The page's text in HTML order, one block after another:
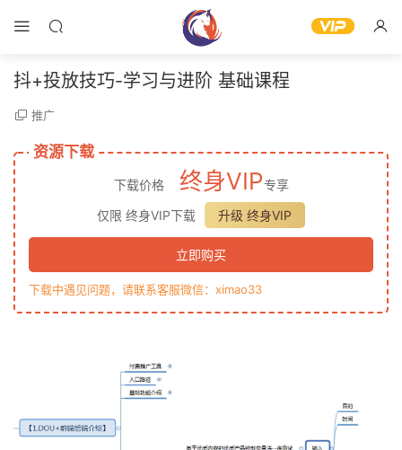
抖+投放技巧-学习与进阶 基础课程
推广
资源下载
下载价格 终身VIP专享
仅限 终身VIP下载
升级 终身VIP
立即购买
下载中遇见问题，请联系客服微信：ximao33